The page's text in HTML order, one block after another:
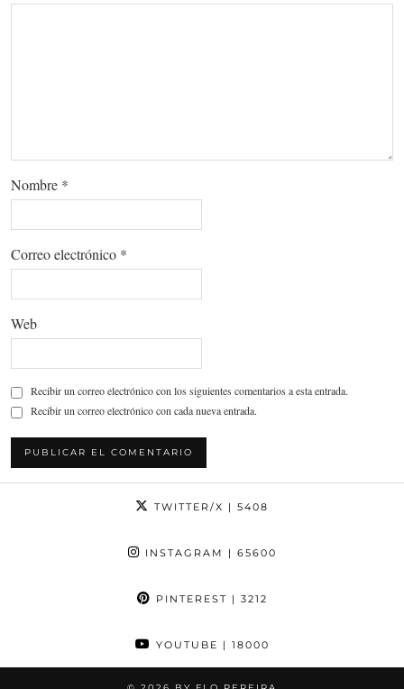
Nombre *
Correo electrónico *
Web
Recibir un correo electrónico con los siguientes comentarios a esta entrada.
Recibir un correo electrónico con cada nueva entrada.
TWITTER/X | 5408
INSTAGRAM | 65600
PINTEREST | 3212
YOUTUBE | 18000